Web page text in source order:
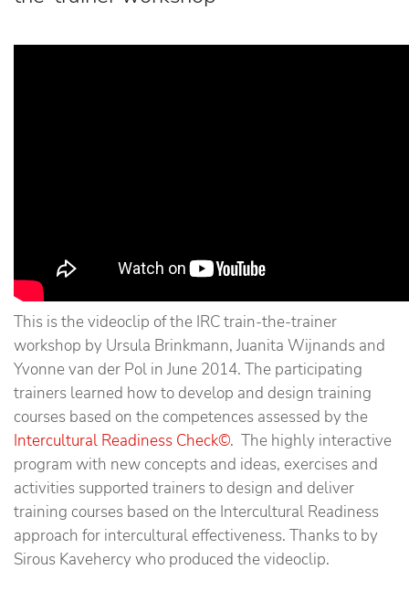
This is the videoclip of the IRC train-the-trainer
workshop by Ursula Brinkmann, Juanita Wijnands and
Yvonne van der Pol in June 2014. The participating
trainers learned how to develop and design training
courses based on the competences assessed by the
Intercultural Readiness Check©. The highly interactive
program with new concepts and ideas, exercises and
activities supported trainers to design and deliver
training courses based on the Intercultural Readiness
approach for intercultural effectiveness. Thanks to by
Sirous Kavehercy who produced the videoclip.